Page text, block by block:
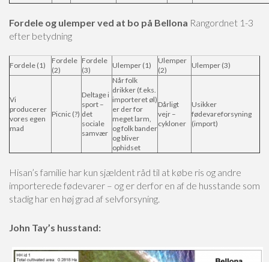
Fordele og ulemper ved at bo på Bellona Rangordnet 1-3
efter betydning
Fordele (1)
Fordele
(2)
Fordele
(3)
Ulemper (1)
Ulemper
(2)
Ulemper (3)
Vi
producerer
vores egen
mad
Picnic (?)
Deltage i
sport –
det
sociale
samvær
Når folk
drikker (f.eks.
importeret øl)
er der for
meget larm,
og folk bander
og bliver
ophidset
Dårligt
vejr –
cykloner
Usikker
fødevareforsyning
(import)
Hisan’s familie har kun sjældent råd til at købe ris og andre
importerede fødevarer – og er derfor en af de husstande som
stadig har en høj grad af selvforsyning.
John Tay’s husstand: